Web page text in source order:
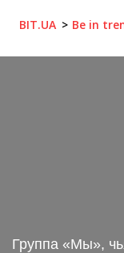
BIT.UA Be in
Группа «Мы»,